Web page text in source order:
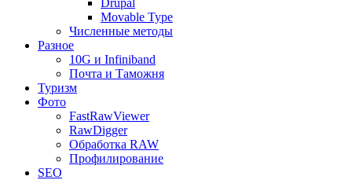
Drupal
Movable Type
Численные методы
Разное
10G и Infiniband
Почта и Таможня
Туризм
Фото
FastRawViewer
RawDigger
Обработка RAW
Профилирование
SEO